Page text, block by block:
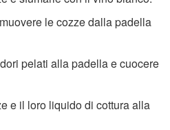
le cozze dalla padella
pelati alla padella e cuocere
e il loro liquido di cottura alla